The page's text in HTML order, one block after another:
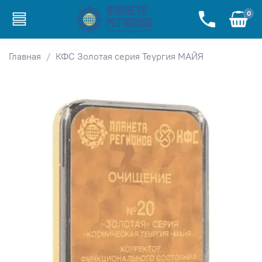
0
Главная КФС Золотая серия Теургия МАЙЯ